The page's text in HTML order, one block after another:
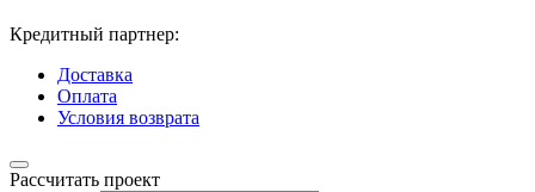
Кредитный партнер:
Доставка
Оплата
Условия возврата
Рассчитать проект